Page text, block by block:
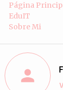
Página
EduIT
Sobre Mi